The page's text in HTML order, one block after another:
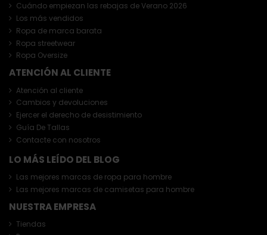
Cuándo empiezan las rebajas de Verano 2026
Los más vendidos
Ropa de marca barata
Ropa streetwear
Ropa Oversize
ATENCIÓN AL CLIENTE
Atención al cliente
Cambios y devoluciones
Ejercer el derecho de desistimiento
Guía De Tallas
Contacte con nosotros
LO MÁS LEÍDO DEL BLOG
Las mejores marcas de ropa para hombre
Las mejores marcas de camisetas para hombre
NUESTRA EMPRESA
Tiendas